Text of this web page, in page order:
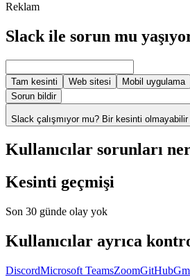
Reklam
Slack ile sorun mu
Tam kesinti Web sitesi Mobil uygulama
Sorun bildir
Slack çalışmıyor mu? Bir kesinti olmayabilir
Kullanıcılar sorunları
Kesinti geçmişi
Son 30 günde olay yok
Kullanıcılar ayrıca
DiscordMicrosoft TeamsZoomGitHub